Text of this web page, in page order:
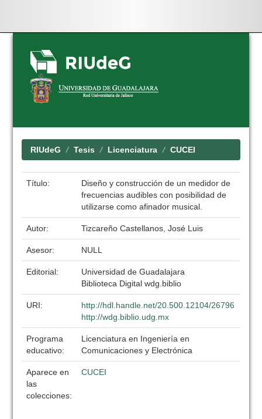
Skip
navigation
RIUdeG Tesis Licenciatura CUCEI
Título:
Diseño y construcción de un medidor de
frecuencias audibles con posibilidad de
utilizarse como afinador musical.
Autor: Tizcareño Castellanos, José Luis
Asesor: NULL
Editorial:
Universidad de Guadalajara
Biblioteca Digital wdg.biblio
URI:
http://hdl.handle.net/20.500.12104/26796
http://wdg.biblio.udg.mx
Programa
educativo:
Licenciatura en Ingeniería en
Comunicaciones y Electrónica
Aparece en
las
colecciones:
CUCEI